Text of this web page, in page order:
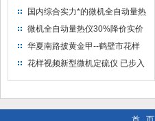
量热仪
国内综合实力*的微机全自动量热
仪制造企业
微机全自动量热仪30%降价实价
出售
华夏南路披黄金甲--鹤壁市花样
视频仪器仪表有限公司
花样视频新型微机定硫仪 已步入